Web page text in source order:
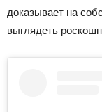
доказывает на
выглядеть